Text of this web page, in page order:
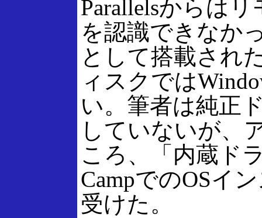
Parallelsからは
を認識できなか
として搭載され
ィスクでは
い。筆者は純正
していないが、
ころ、「内蔵ド
CampでのOSイ
受けた。